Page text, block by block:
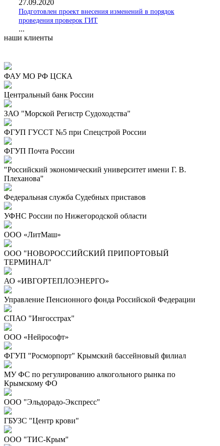
27.09.2020
Подготовлен проект внесения изменений в порядок
проведения проверок ГИТ
...
наши клиенты
ФАУ МО РФ ЦСКА
Центральный банк России
ЗАО "Морской Регистр Судоходства"
ФГУП ГУССТ №5 при Спецстрой России
ФГУП Почта России
"Российский экономический университет имени Г. В.
Плеханова"
Федеральная служба Судебных приставов
УФНС России по Нижегородской области
ООО «ЛитМаш»
ООО "НОВОРОССИЙСКИЙ ПРИПОРТОВЫЙ
ТЕРМИНАЛ"
АО «ИВГОРТЕПЛОЭНЕРГО»
Управление Пенсионного фонда Российской Федерации
СПАО "Ингосстрах"
ООО «Нейрософт»
ФГУП "Росморпорт" Крымский бассейновый филиал
МУ ФС по регулированию алкогольного рынка по
Крымскому ФО
ООО "Эльдорадо-Экспресс"
ГБУЗС "Центр крови"
ООО "ТИС-Крым"